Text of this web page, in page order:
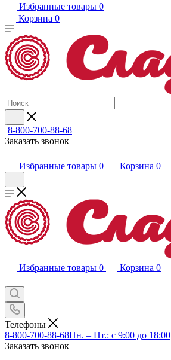
Избранные товары 0
Корзина 0
8-800-700-88-68
Заказать звонок
Избранные товары 0 Корзина 0
Избранные товары 0 Корзина 0
Телефоны
8-800-700-88-68Пн. – Пт.: с 9:00 до 18:00
Заказать звонок